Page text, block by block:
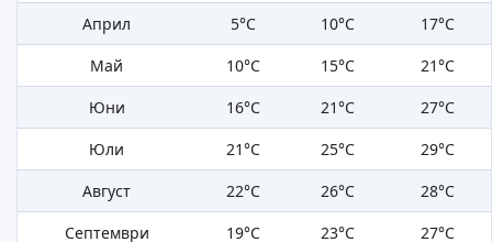
Април
5°C 10°C
17°C
Май
10°C 15°C
21°C
Юни
16°C 21°C
27°C
Юли
21°C 25°C
29°C
Август
22°C 26°C
28°C
Септември
19°C 23°C
27°C